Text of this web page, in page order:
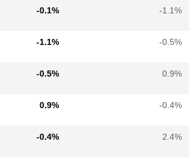
-0.1% -1.1%
-1.1% -0.5%
-0.5% 0.9%
0.9% -0.4%
-0.4% 2.4%